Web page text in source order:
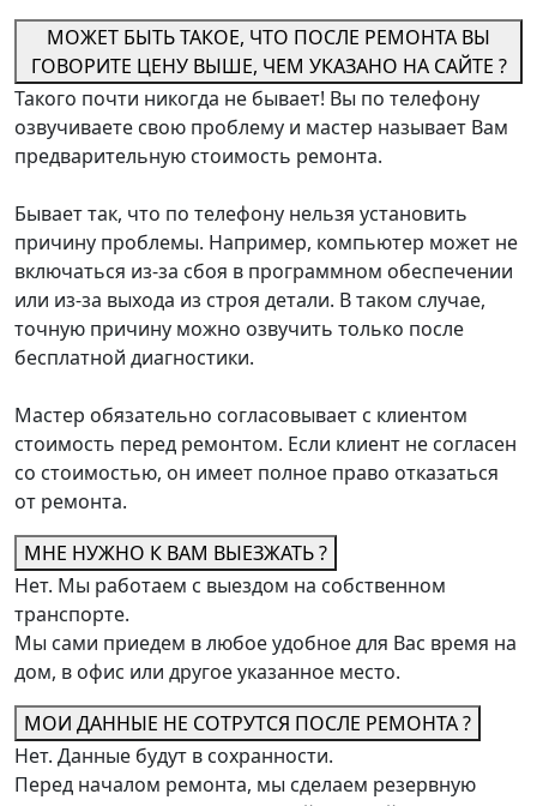
МОЖЕТ БЫТЬ ТАКОЕ, ЧТО ПОСЛЕ РЕМОНТА ВЫ
ГОВОРИТЕ ЦЕНУ ВЫШЕ, ЧЕМ УКАЗАНО НА САЙТЕ ?
Такого почти никогда не бывает! Вы по телефону
озвучиваете свою проблему и мастер называет Вам
предварительную стоимость ремонта.
Бывает так, что по телефону нельзя установить
причину проблемы. Например, компьютер может не
включаться из-за сбоя в программном обеспечении
или из-за выхода из строя детали. В таком случае,
точную причину можно озвучить только после
бесплатной диагностики.
Мастер обязательно согласовывает с клиентом
стоимость перед ремонтом. Если клиент не согласен
со стоимостью, он имеет полное право отказаться
от ремонта.
МНЕ НУЖНО К ВАМ ВЫЕЗЖАТЬ ?
Нет. Мы работаем с выездом на собственном
транспорте.
Мы сами приедем в любое удобное для Вас время на
дом, в офис или другое указанное место.
МОИ ДАННЫЕ НЕ СОТРУТСЯ ПОСЛЕ РЕМОНТА ?
Нет. Данные будут в сохранности.
Перед началом ремонта, мы сделаем резервную